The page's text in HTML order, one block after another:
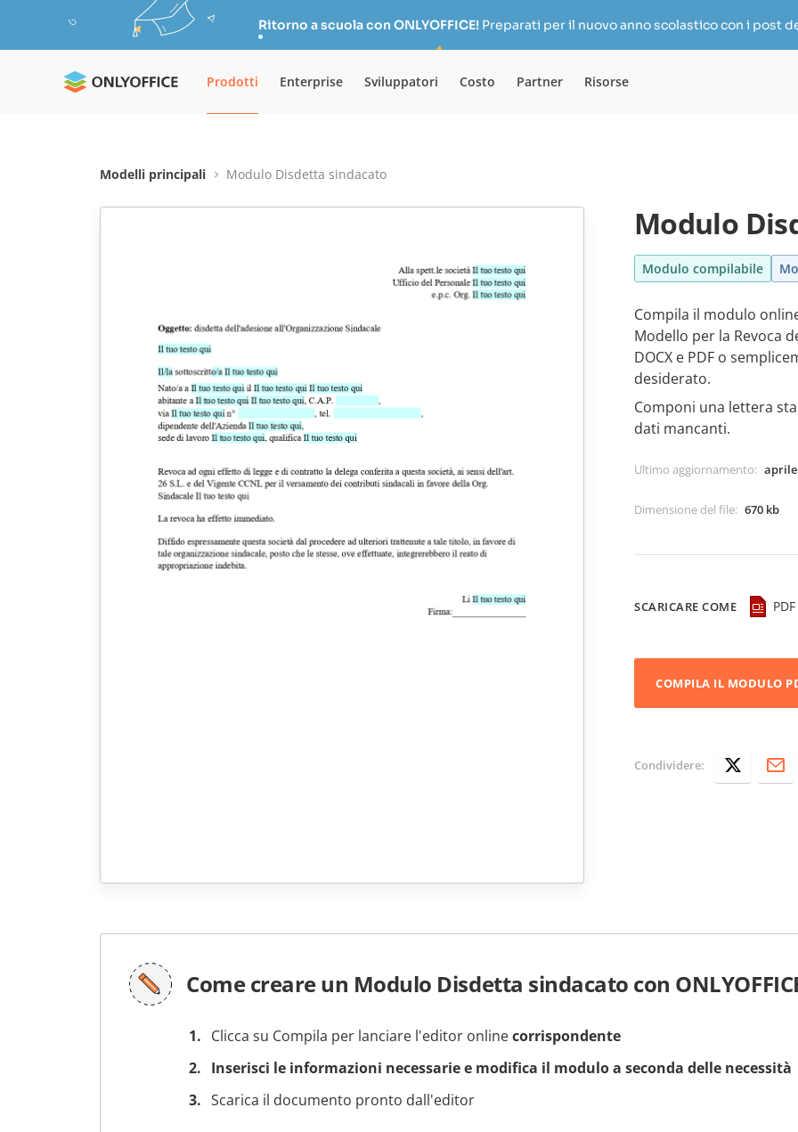
Ritorno a scuola con ONLYOFFICE! Preparati per il nuovo anno scolastico con i post
Prodotti Enterprise Sviluppatori Costo Partner Risorse
Modelli principali Modulo Disdetta sindacato
Modulo
Modulo compilabile
Compila il modulo
Modello per la Revoca
DOCX e PDF o
desiderato.
Componi una lettera
dati mancanti.
Ultimo aggiornamento: aprile
Dimensione del file: 670 kb
SCARICARE COME PDF
COMPILA IL MODULO
Condividere:
Come creare un Modulo Disdetta sindacato con
Clicca su Compila per lanciare l'editor onlinecorrispondente
Inserisci le informazioni necessarie e modifica il modulo a seconda delle necessità
Scarica il documento pronto dall'editor